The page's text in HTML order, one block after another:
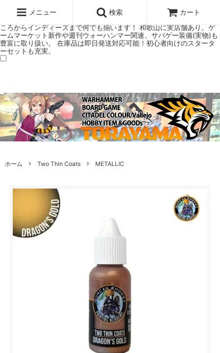
ミアムショップTORAYAMA。通販・オンラインショップです！ ウォー
ハンマーとボードゲームのことなら当店へ！ボードゲームもメジャーど
ころからインディーズまで何でも揃います！ 和歌山に実店舗あり。ゲ
ームマーケット新作や週刊ウォーハンマー関連、サバゲー装備(実物)も
豊富に取り扱い。 在庫品は即日発送対応可能！初心者向けのスタータ
ーセットも充実。
メニュー 検索 カート
ホーム Two Thin Coats METALLIC